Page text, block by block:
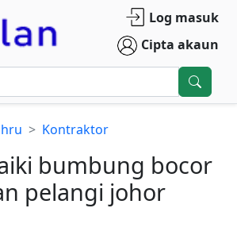
Log masuk
Cipta akaun
Kontraktor
bumbung bocor
pelangi johor